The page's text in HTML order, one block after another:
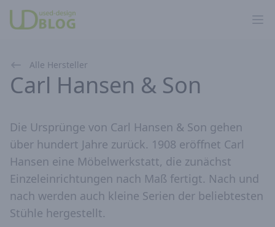
Alle Hersteller
Carl Hansen & Son
Die Ursprünge von Carl Hansen & Son gehen
über hundert Jahre zurück. 1908 eröffnet Carl
Hansen eine Möbelwerkstatt, die zunächst
Einzeleinrichtungen nach Maß fertigt. Nach und
nach werden auch kleine Serien der beliebtesten
Stühle hergestellt.